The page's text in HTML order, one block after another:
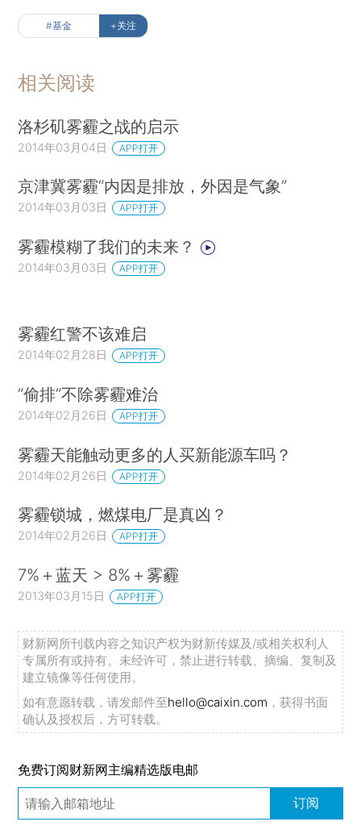
#基金 +关注
相关阅读
洛杉矶雾霾之战的启示
2014年03月04日 APP打开
京津冀雾霾“内因是排放，外因是气象”
2014年03月03日 APP打开
雾霾模糊了我们的未来？
2014年03月03日 APP打开
雾霾红警不该难启
2014年02月28日 APP打开
“偷排”不除雾霾难治
2014年02月26日 APP打开
雾霾天能触动更多的人买新能源车吗？
2014年02月26日 APP打开
雾霾锁城，燃煤电厂是真凶？
2014年02月26日 APP打开
7%＋蓝天 > 8%＋雾霾
2013年03月15日 APP打开
财新网所刊载内容之知识产权为财新传媒及/或相关权利人
专属所有或持有。未经许可，禁止进行转载、摘编、复制及
建立镜像等任何使用。
如有意愿转载，请发邮件至hello@caixin.com ，获得书面
确认及授权后，方可转载。
免费订阅财新网主编精选版电邮
订阅